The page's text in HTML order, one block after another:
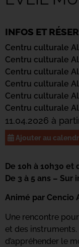
INFOS ET
Centru culturale
Centru culturale
Centru culturale
Centru culturale
Centru culturale
Centru culturale
11.04.2026 à
Ajouter au
De 10h à 10h30 et
De 3 à 5 ans – Sur
Animé par Cencio
Une rencontre
et des
d’appréhender le